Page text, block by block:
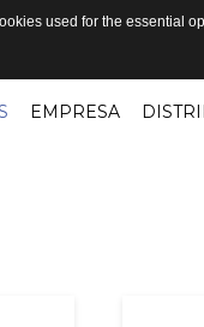
EMPRESA
used for the essential